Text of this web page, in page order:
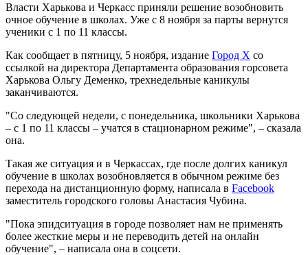
Власти Харькова и Черкасс приняли решение возобновить
очное обучение в школах. Уже с 8 ноября за парты вернутся
ученики с 1 по 11 классы.
Как сообщает в пятницу, 5 ноября, издание Город Х со
ссылкой на директора Департамента образования горсовета
Харькова Ольгу Деменко, трехнедельные каникулы
заканчиваются.
"Со следующей недели, с понедельника, школьники Харькова
– с 1 по 11 классы – учатся в стационарном режиме", – сказала
она.
Такая же ситуация и в Черкассах, где после долгих каникул
обучение в школах возобновляется в обычном режиме без
перехода на дистанционную форму, написала в Facebook
заместитель городского головы Анастасия Чубина.
"Пока эпидситуация в городе позволяет нам не применять
более жесткие меры и не переводить детей на онлайн
обучение", – написала она в соцсети.